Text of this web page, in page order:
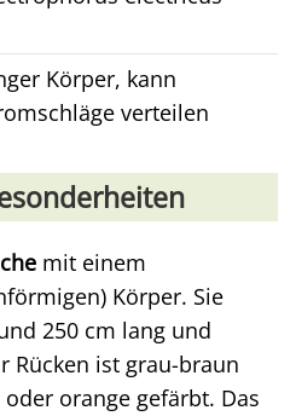
Körper, kann
verteilen
mit einem
Körper. Sie
250 cm lang und
Rücken ist grau-braun
orange gefärbt. Das